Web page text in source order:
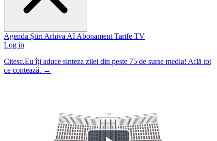
Agenda Știri Arhiva AI Abonament Tarife TV
Log in
Citesc.Eu îți aduce sinteza zilei din peste 75 de surse media! Află tot
ce contează. →